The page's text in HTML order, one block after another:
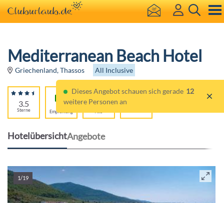
Mediterranean Beach Hotel
Griechenland, Thassos All Inclusive
3.5
Sterne
Empfehlung
HotelübersichtAngebote
1/19
Dieses Angebot schauen sich gerade 12
weitere Personen an